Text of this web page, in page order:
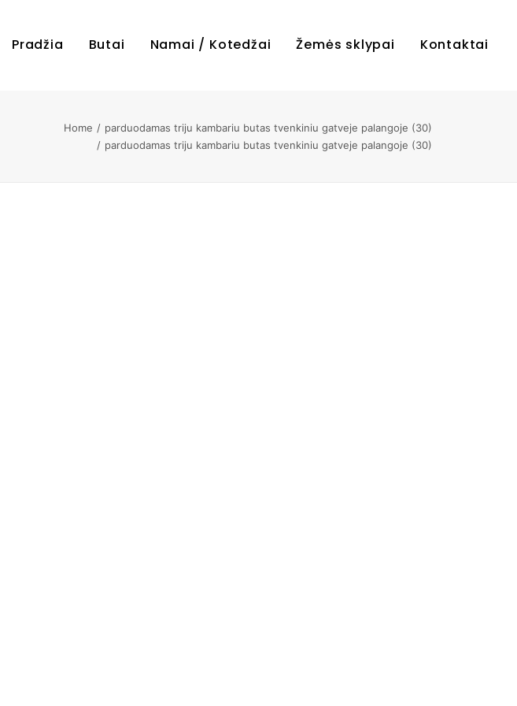
Pradžia Butai Namai / Kotedžai Žemės sklypai Kontaktai
Home
parduodamas triju kambariu butas tvenkiniu gatveje palangoje (30)
parduodamas triju kambariu butas tvenkiniu gatveje palangoje (30)